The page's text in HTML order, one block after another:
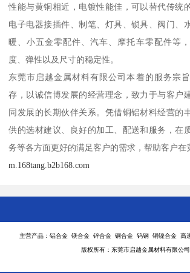
性能与黄铜相近，电镀性能佳，可以替代传统
电子电器接插件、制笔、灯具、锁具、阀门、
暖、小五金零配件、汽车、摩托车零配件等
度、弹性以及尺寸的稳定性。
东莞市启越金属材料有限公司本着的服务宗
存，以诚信博发展的经营理念，致力于与客户
同发展的长期伙伴关系。凭借铜铝材料经营的
供的选材建议、良好的加工、配送和服务，在
务等各方面更好的满足客户的需求，帮助客户在
m.168tang.b2b168.com
主营产品：铝合金 镁合金 锌合金 铜合金 钨钢 铜镍合金 高
版权所有：东莞市启越金属材料有限公司